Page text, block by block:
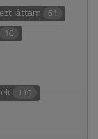
ezt láttam 61
10
119